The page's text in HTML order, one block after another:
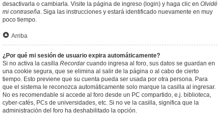
desactivarla o cambiarla. Visite la página de ingreso (login) y haga clic en Olvidé
mi contraseña. Siga las instrucciones y estará identificado nuevamente en muy
poco tiempo.
Arriba
¿Por qué mi sesión de usuario expira automáticamente?
Si no activa la casilla Recordarcuando ingresa al foro, sus datos se guardan en
una cookie segura, que se elimina al salir de la página o al cabo de cierto
tiempo. Esto previene que su cuenta pueda ser usada por otra persona. Para
que el sistema le reconozca automáticamente solo marque la casilla al ingresar.
No es recomendable si accede al foro desde un PC compartido, e.j. biblioteca,
cyber-cafés, PCs de universidades, etc. Si no ve la casilla, significa que la
administración del foro ha deshabilitado la opción.